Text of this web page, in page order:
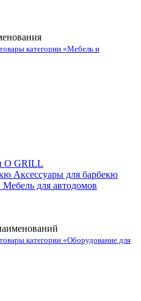
категории «Мебель и
O GRILL
Аксессуары для барбекю
Мебель для автодомов
категории «Оборудование для